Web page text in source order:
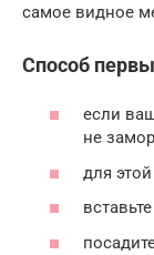
самое видное
Способ
если
не
для